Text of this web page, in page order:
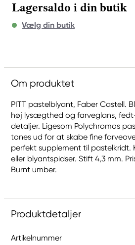
Lagersaldo i din butik
Vælg din butik
Om produktet
PITT pastelblyant, Faber Castell.
høj lysægthed og farveglans,
detaljer. Ligesom Polychromos
tones ud for at skabe fine
perfekt supplement til pastelkridt.
eller blyantspidser. Stift 4,3 mm.
Burnt umber.
Produktdetaljer
Artikelnummer